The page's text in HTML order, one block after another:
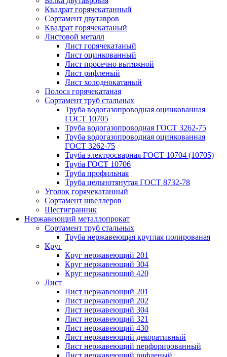
Квадрат горячекатанный
Сортамент двутавров
Квадрат горячекатаный
Листовой металл
Лист горячекатаный
Лист оцинкованный
Лист просечно вытяжной
Лист рифленый
Лист холоднокатаный
Полоса горячекатаная
Сортамент труб стальных
Труба водогазопроводная оцинкованная
ГОСТ 10705
Труба водогазопроводная ГОСТ 3262-75
Труба водогазопроводная оцинкованная
ГОСТ 3262-75
Труба электросварная ГОСТ 10704 (10705)
Труба ГОСТ 10706
Труба профильная
Труба цельнотянутая ГОСТ 8732-78
Уголок горячекатанный
Сортамент швеллеров
Шестигранник
Нержавеющий металлопрокат
Сортамент труб стальных
Труба нержавеющая круглая полированая
Круг
Круг нержавеющий 201
Круг нержавеющий 304
Круг нержавеющий 420
Лист
Лист нержавеющий 201
Лист нержавеющий 202
Лист нержавеющий 304
Лист нержавеющий 321
Лист нержавеющий 430
Лист нержавеющий декоративный
Лист нержавеющий перфорированный
Лист нержавеющий рифленый